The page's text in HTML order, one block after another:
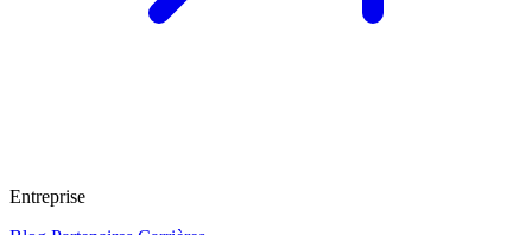
Entreprise